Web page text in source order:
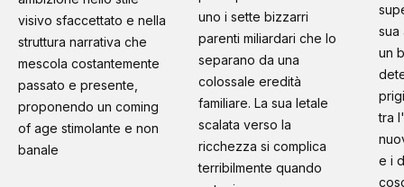
visivo sfaccettato e nella
struttura narrativa che
mescola costantemente
passato e presente,
proponendo un coming
of age stimolante e non
banale
uno i sette bizzarri
parenti miliardari che lo
separano da una
colossale eredità
familiare. La sua letale
scalata verso la
ricchezza si complica
terribilmente quando
sua
un
tra
e i